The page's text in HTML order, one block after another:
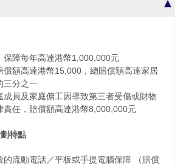
保障每年高達港幣1,000,000元
償額高達港幣15,000，總賠償額高達家居
三分之一
成員及家庭傭工因導致第三者受傷或財物
責任，賠償額高達港幣8,000,000元
特點
的流動電話／平板或手提電腦保障 （賠償